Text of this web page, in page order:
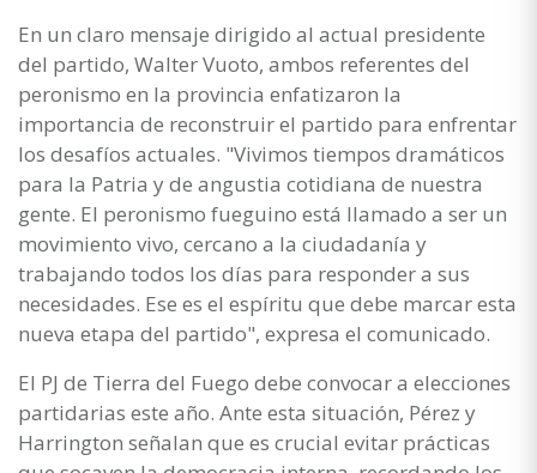
En un claro mensaje dirigido al actual presidente
del partido, Walter Vuoto, ambos referentes del
peronismo en la provincia enfatizaron la
importancia de reconstruir el partido para enfrentar
los desafíos actuales. "Vivimos tiempos dramáticos
para la Patria y de angustia cotidiana de nuestra
gente. El peronismo fueguino está llamado a ser un
movimiento vivo, cercano a la ciudadanía y
trabajando todos los días para responder a sus
necesidades. Ese es el espíritu que debe marcar esta
nueva etapa del partido", expresa el comunicado.
El PJ de Tierra del Fuego debe convocar a elecciones
partidarias este año. Ante esta situación, Pérez y
Harrington señalan que es crucial evitar prácticas